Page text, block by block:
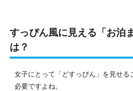
すっぴん風に見える「お泊
は？
女子にとって「どすっぴん」を見せる
必要ですよね。